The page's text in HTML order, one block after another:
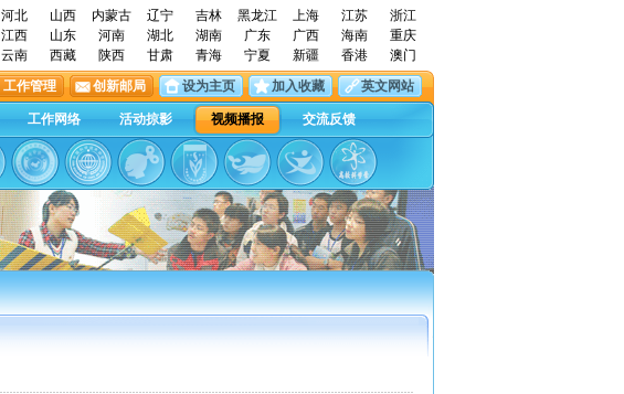
河北 山西 内蒙古 辽宁 吉林 黑龙江 上海 江苏
浙江
江西 山东 河南 湖北 湖南 广东 广西 海南
重庆
云南 西藏 陕西 甘肃 青海 宁夏 新疆 香港
澳门
工作管理 创新邮局 设为主页 加入收藏 英文网站
工作网络 活动掠影 视频播报 交流反馈